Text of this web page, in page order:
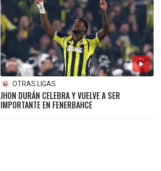
OTRAS LIGAS
JHON DURÁN CELEBRA Y VUELVE A SER
IMPORTANTE EN FENERBAHCE